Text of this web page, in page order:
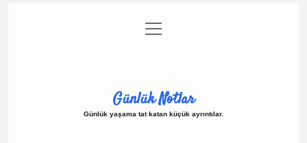
Gizlilik Politikası
menüyü
aç
Günlük Notlar
Günlük yaşama tat katan küçük ayrıntılar.